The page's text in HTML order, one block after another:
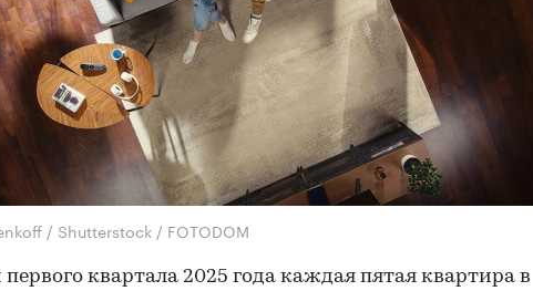
/ Shutterstock / FOTODOM
квартала 2025 года каждая пятая квартира в